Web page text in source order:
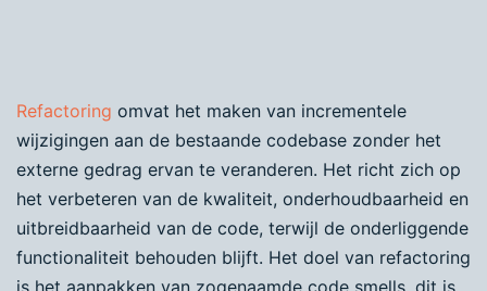
Refactoring omvat het maken van incrementele
wijzigingen aan de bestaande codebase zonder het
externe gedrag ervan te veranderen. Het richt zich op
het verbeteren van de kwaliteit, onderhoudbaarheid en
uitbreidbaarheid van de code, terwijl de onderliggende
functionaliteit behouden blijft. Het doel van refactoring
is het aanpakken van zogenaamde code smells, dit is